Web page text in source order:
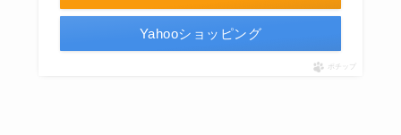
Yahooショッピング
ポチップ